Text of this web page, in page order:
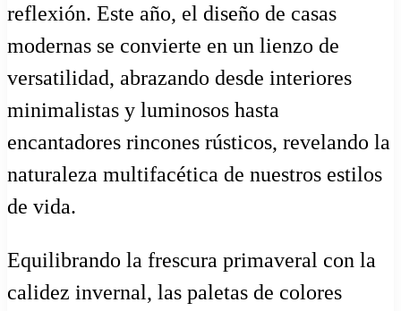
reflexión. Este año, el diseño de casas
modernas se convierte en un lienzo de
versatilidad, abrazando desde interiores
minimalistas y luminosos hasta
encantadores rincones rústicos, revelando la
naturaleza multifacética de nuestros estilos
de vida.
Equilibrando la frescura primaveral con la
calidez invernal, las paletas de colores